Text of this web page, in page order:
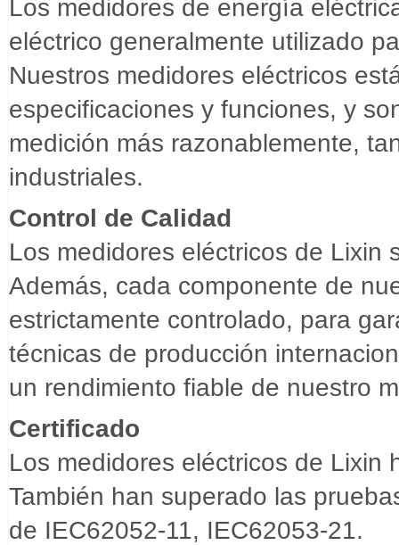
Los medidores de energía
eléctrico generalmente utilizado
Nuestros medidores eléctricos
especificaciones y funciones, y
medición más razonablemente,
industriales.
Control de Calidad
Los medidores eléctricos de Lixin
Además, cada componente de
estrictamente controlado, para
técnicas de producción
un rendimiento fiable de nuestro
Certificado
Los medidores eléctricos de Lixin
También han superado las
de IEC62052-11, IEC62053-21.